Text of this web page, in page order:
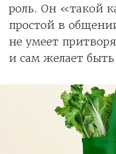
роль. Он «такой
простой в
не умеет
и сам желает